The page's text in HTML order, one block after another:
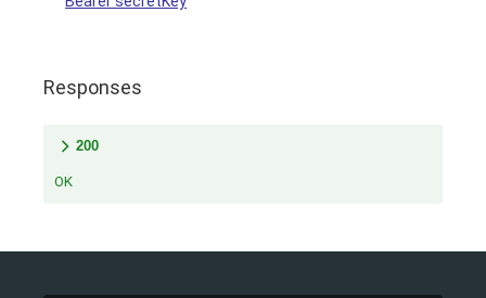
Responses
200
OK